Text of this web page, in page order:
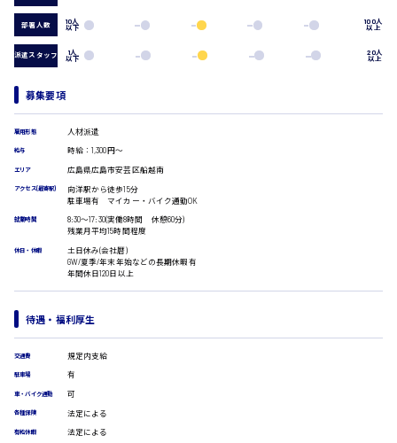
オフィスワーク系
データ入力
一般事務
翻訳、通訳
IT・クリエイティブ系
CADオペレーター
WEBデザイナー
校正・編集
プログラマー
広島市西区
広島市安佐南区
広島市安佐北区
広島市安芸区
廿日市市
時給1400円～
時給1500円以上
時給制すべて
部署人数 10人
以下
100人
以上
派遣スタッフ 1人
以下
20人
以上
募集要項
雇用形態 人材派遣
給与 時給：1,300円～
エリア 広島県広島市安芸区船越南
アクセス(最寄駅)
向洋駅から徒歩15分
駐車場有 マイカー・バイク通勤OK
就業時間
8:30〜17:30(実働8時間 休憩60分)
残業月平均15時間程度
休日・休暇
土日休み(会社暦)
GW/夏季/年末年始などの長期休暇有
年間休日120日以上
待遇・福利厚生
交通費 規定内支給
駐車場 有
車・バイク通勤 可
各種保険 法定による
有給休暇 法定による